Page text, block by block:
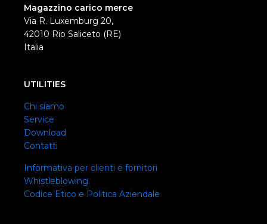
Magazzino carico merce
Via R. Luxemburg 20,
42010 Rio Saliceto (RE)
Italia
UTILITIES
Chi siamo
Service
Download
Contatti
Informativa per clienti e fornitori
Whistleblowing
Codice Etico e Politica Aziendale